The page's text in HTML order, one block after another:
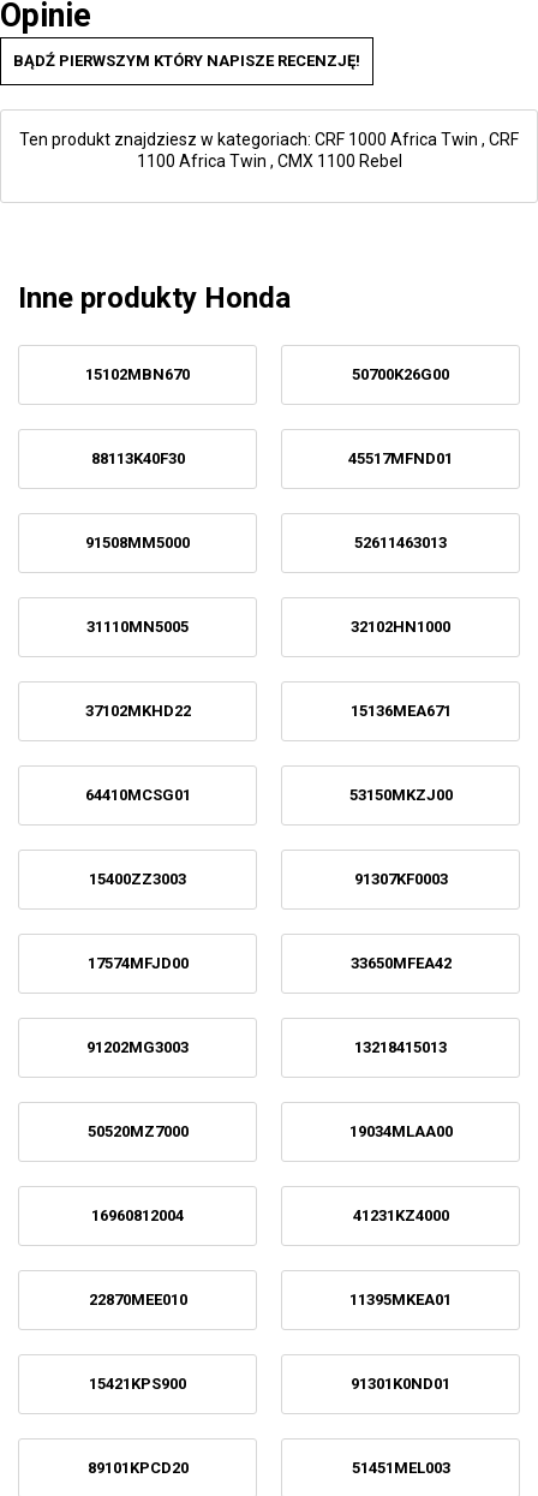
Opinie
BĄDŹ PIERWSZYM KTÓRY NAPISZE RECENZJĘ!
Ten produkt znajdziesz w kategoriach: CRF 1000 Africa Twin , CRF
1100 Africa Twin , CMX 1100 Rebel
Inne produkty Honda
15102MBN670 50700K26G00
88113K40F30 45517MFND01
91508MM5000 52611463013
31110MN5005 32102HN1000
37102MKHD22 15136MEA671
64410MCSG01 53150MKZJ00
15400ZZ3003 91307KF0003
17574MFJD00 33650MFEA42
91202MG3003 13218415013
50520MZ7000 19034MLAA00
16960812004 41231KZ4000
22870MEE010 11395MKEA01
15421KPS900 91301K0ND01
89101KPCD20 51451MEL003